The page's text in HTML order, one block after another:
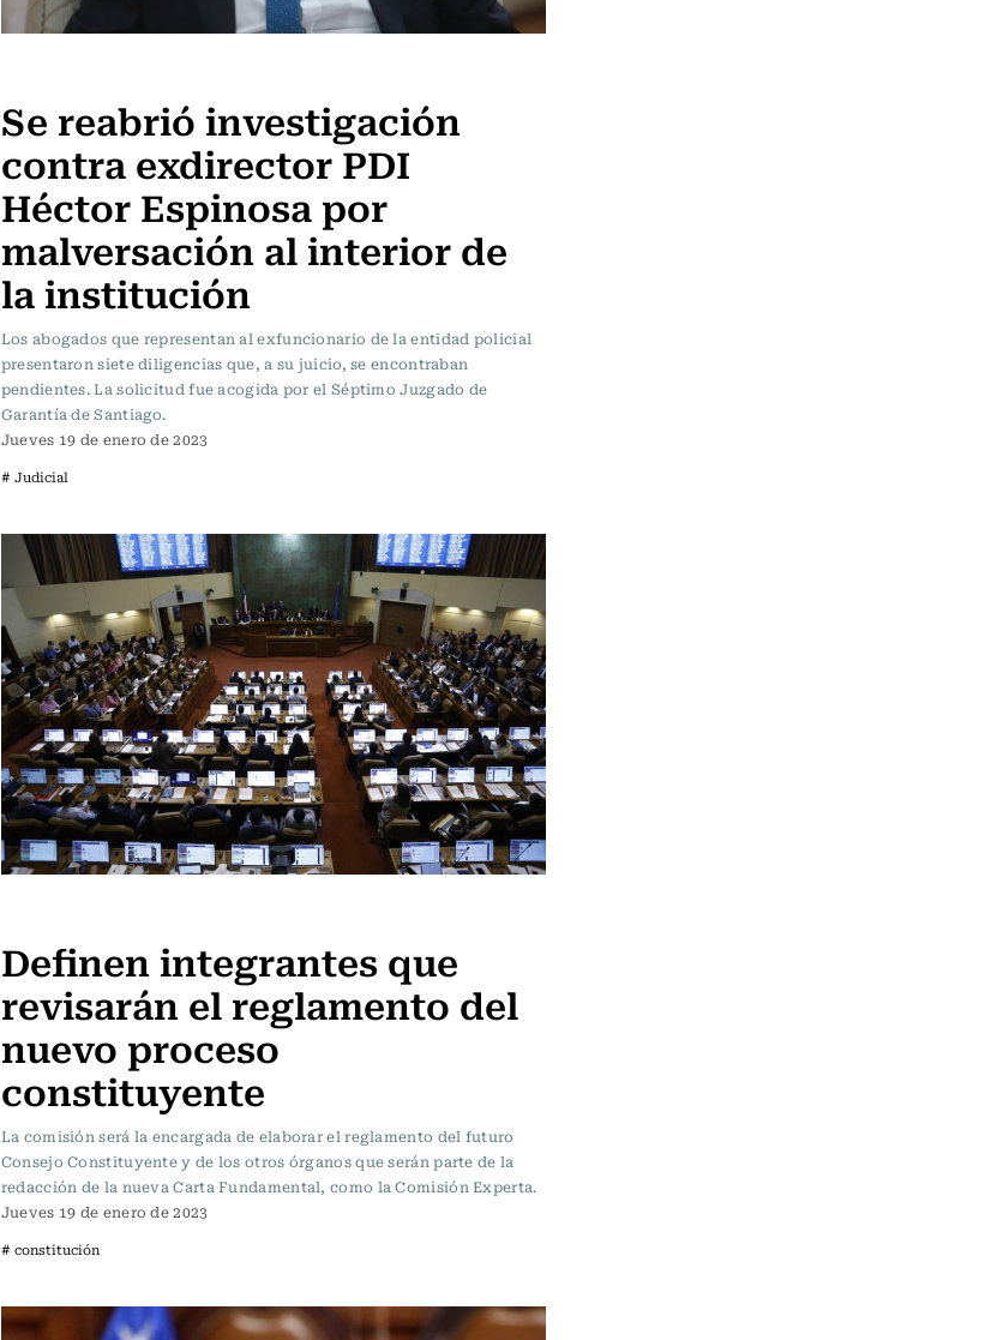
Se reabrió investigación
contra exdirector PDI
Héctor Espinosa por
malversación al interior de
la institución
Los abogados que representan al exfuncionario de la entidad policial
presentaron siete diligencias que, a su juicio, se encontraban
pendientes. La solicitud fue acogida por el Séptimo Juzgado de
Garantía de Santiago.
Jueves 19 de enero de 2023
# Judicial
Definen integrantes que
revisarán el reglamento del
nuevo proceso
constituyente
La comisión será la encargada de elaborar el reglamento del futuro
Consejo Constituyente y de los otros órganos que serán parte de la
redacción de la nueva Carta Fundamental, como la Comisión Experta.
Jueves 19 de enero de 2023
# constitución